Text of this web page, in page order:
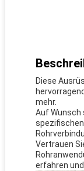
Diese
mehr.
Auf Wunsch
Vertrauen
erfahren